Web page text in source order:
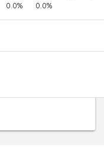
0.0%
0.0%